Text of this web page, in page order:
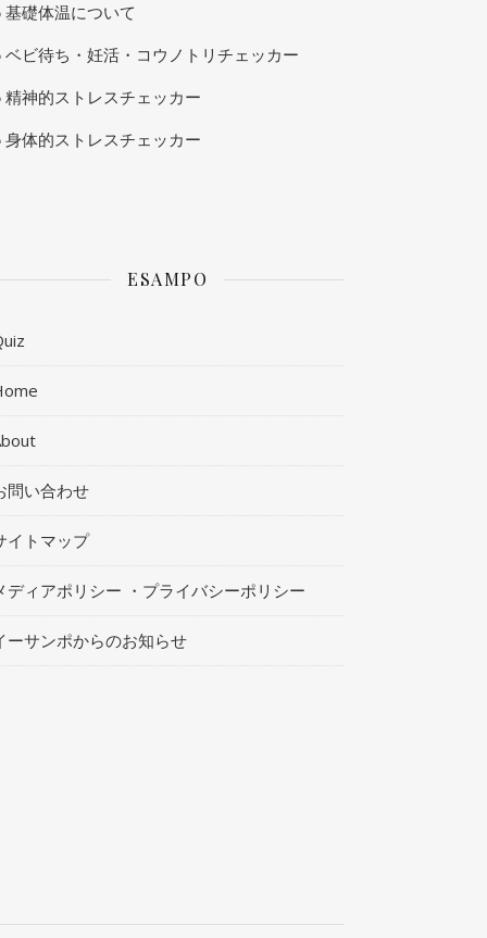
基礎体温について
ベビ待ち・妊活・コウノトリチェッカー
精神的ストレスチェッカー
身体的ストレスチェッカー
ESAMPO
問い合わせ
イトマップ
ディアポリシー ・プライバシーポリシー
ーサンポからのお知らせ